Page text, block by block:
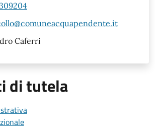
Caferri
di tutela